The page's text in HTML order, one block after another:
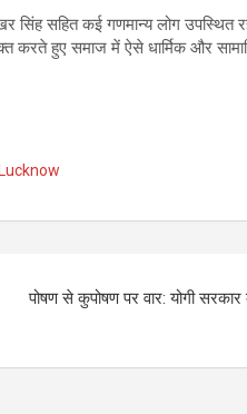
सिंह सहित कई गणमान्य लोग
करते हुए समाज में ऐसे धार्मिक और
पोषण से कुपोषण पर वार: योगी